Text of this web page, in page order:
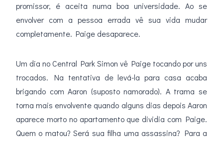
promissor, é aceita numa boa universidade. Ao se
envolver com a pessoa errada vê sua vida mudar
completamente. Paige desaparece.
Um dia no Central Park Simon vê Paige tocando por uns
trocados. Na tentativa de levá-la para casa acaba
brigando com Aaron (suposto namorado). A trama se
torna mais envolvente quando alguns dias depois Aaron
aparece morto no apartamento que dividia com Paige.
Quem o matou? Será sua filha uma assassina? Para a